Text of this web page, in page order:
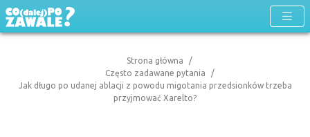
Strona główna
Często zadawane pytania
Jak długo po udanej ablacji z powodu migotania przedsionków trzeba
przyjmować Xarelto?